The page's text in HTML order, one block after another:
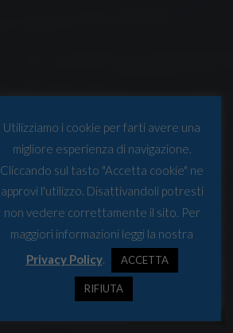
Utilizziamo i cookie per farti avere una
migliore esperienza di navigazione.
Cliccando sul tasto "Accetta cookie" ne
approvi l'utilizzo. Disattivandoli potresti
non vedere correttamente il sito. Per
maggiori informazioni leggi la nostra
Privacy Policy. ACCETTA
RIFIUTA